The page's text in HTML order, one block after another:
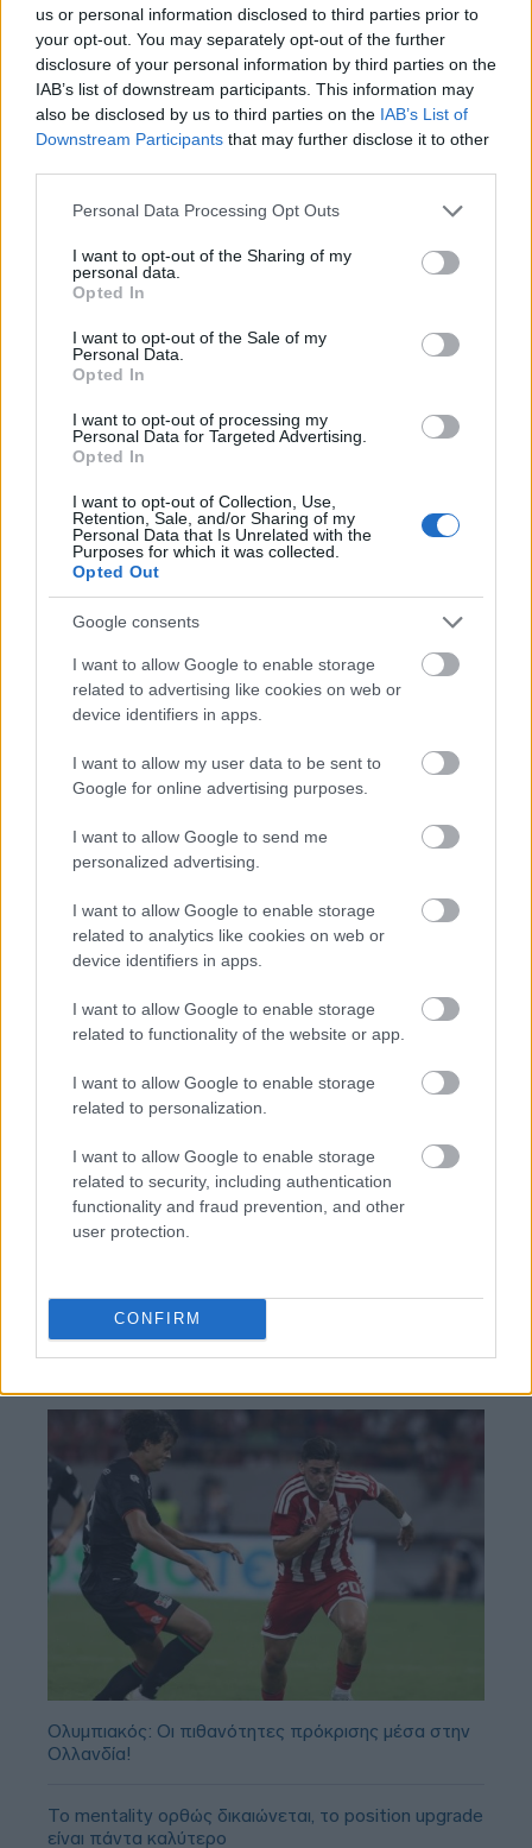
us or personal information disclosed to third parties prior to
your opt-out. You may separately opt-out of the further
disclosure of your personal information by third parties on the
IAB’s list of downstream participants. This information may
also be disclosed by us to third parties on the IAB’s List of
Downstream Participants that may further disclose it to other
Please note that this website/app uses one or more Google
not limited to your visit or usage behaviour. You may click to
grant or deny consent to Google and its third-party tags to
use your data for below specified purposes in below Google
consent section.
Personal Data Processing Opt Outs
I want to opt-out of the Sharing of my
personal data.
Opted In
I want to opt-out of the Sale of my
Personal Data.
Opted In
I want to opt-out of processing my
Personal Data for Targeted Advertising.
Opted In
I want to opt-out of Collection, Use,
Retention, Sale, and/or Sharing of my
Personal Data that Is Unrelated with the
Purposes for which it was collected.
Opted Out
Google consents
I want to allow Google to enable storage
related to advertising like cookies on web or
device identifiers in apps.
I want to allow my user data to be sent to
Google for online advertising purposes.
I want to allow Google to send me
personalized advertising.
I want to allow Google to enable storage
related to analytics like cookies on web or
device identifiers in apps.
I want to allow Google to enable storage
related to functionality of the website or app.
I want to allow Google to enable storage
related to personalization.
I want to allow Google to enable storage
related to security, including authentication
functionality and fraud prevention, and other
user protection.
CONFIRM
Η συμφωνία εντάσσεται στη στρατηγική της
AEGEAN για συνεχή ενίσχυση της
συνδεσιμότητας του δικτύου της, διευρύνοντας
την παρουσία της σε αγορές με αυξανόμενο
τουριστικό ενδιαφέρον.
πρώτοι όλες τιςειδήσειςαπό την Ελλάδα και τον κόσμο.
Ο Τραμπ αναδημοσίευσε συνέντευξη του
Πλεύρη
Εξοικονομώ - Επιχειρώ: Παράταση έως τις 30
Νοεμβρίου για περισσότερες από 400
Μετά την επιτυχία των καθαρών οικοπέδων, ας
τολμήσουμε τα «καθαρά χωράφια» και
μεταρρύθμιση της γης στην Ελλάδα
Ολυμπιακός: Οι πιθανότητες πρόκρισης μέσα στην
Ολλανδία!
Το mentality ορθώς δικαιώνεται, το position upgrade
είναι πάντα καλύτερο